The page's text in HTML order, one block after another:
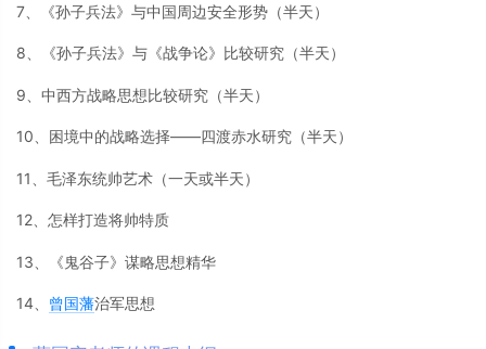
7、《孙子兵法》与中国周边安全形势（半天）
8、《孙子兵法》与《战争论》比较研究（半天）
9、中西方战略思想比较研究（半天）
10、困境中的战略选择——四渡赤水研究（半天）
11、毛泽东统帅艺术（一天或半天）
12、怎样打造将帅特质
13、《鬼谷子》谋略思想精华
14、 曾国藩治军思想